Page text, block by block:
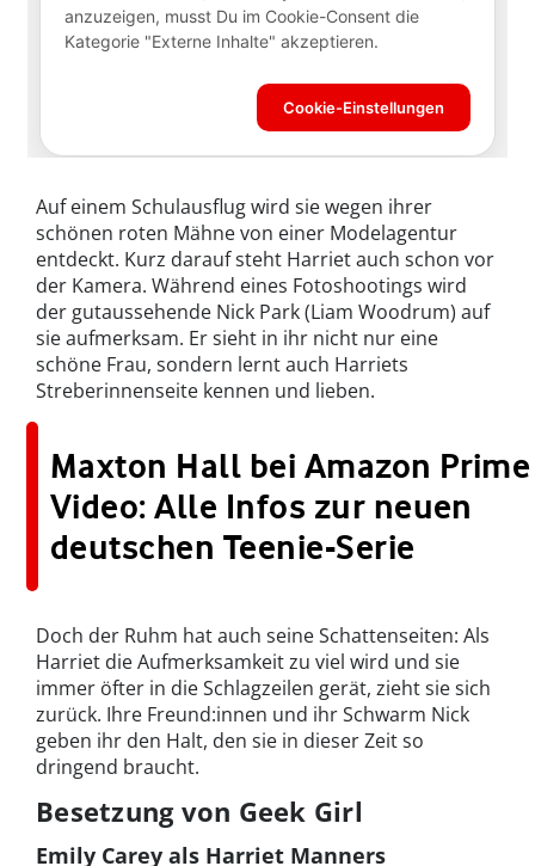
Auf einem Schulausflug wird sie wegen ihrer
schönen roten Mähne von einer Modelagentur
entdeckt. Kurz darauf steht Harriet auch schon vor
der Kamera. Während eines Fotoshootings wird
der gutaussehende Nick Park (Liam Woodrum) auf
sie aufmerksam. Er sieht in ihr nicht nur eine
schöne Frau, sondern lernt auch Harriets
Streberinnenseite kennen und lieben.
Maxton Hall bei Amazon Prime
Video: Alle Infos zur neuen
deutschen Teenie-Serie
Doch der Ruhm hat auch seine Schattenseiten: Als
Harriet die Aufmerksamkeit zu viel wird und sie
immer öfter in die Schlagzeilen gerät, zieht sie sich
zurück. Ihre Freund:innen und ihr Schwarm Nick
geben ihr den Halt, den sie in dieser Zeit so
dringend braucht.
Besetzung von Geek Girl
Emily Carey als Harriet Manners